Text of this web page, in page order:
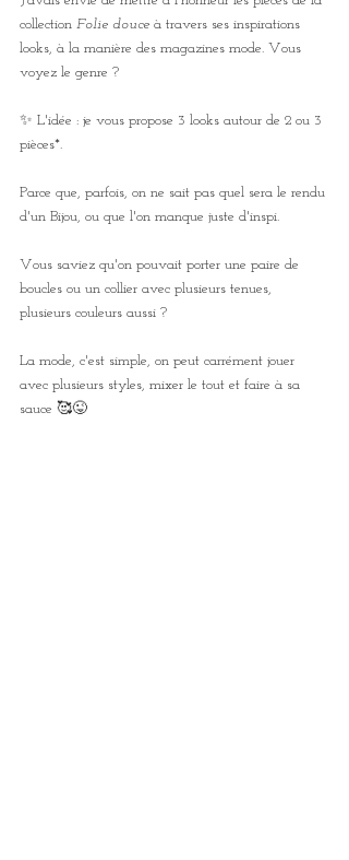
collection Folie douce à travers ses inspirations
looks, à la manière des magazines mode. Vous
voyez le genre ?
✨ L'idée : je vous propose 3 looks autour de 2 ou 3
pièces*.
Parce que, parfois, on ne sait pas quel sera le rendu
d'un Bijou, ou que l'on manque juste d'inspi.
Vous saviez qu'on pouvait porter une paire de
boucles ou un collier avec plusieurs tenues,
plusieurs couleurs aussi ?
La mode, c'est simple, on peut carrément jouer
avec plusieurs styles, mixer le tout et faire à sa
sauce 🥰😜